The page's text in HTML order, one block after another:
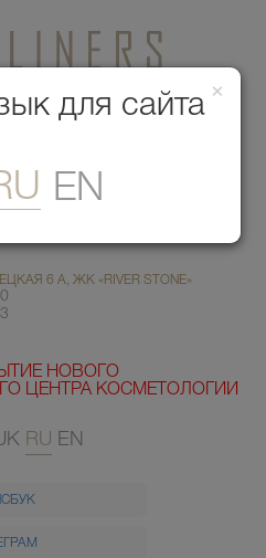
6 А, ЖК «RIVER STONE»
НОВОГО
ЦЕНТРА КОСМЕТОЛОГИИ
RU EN
×
для сайта
EN